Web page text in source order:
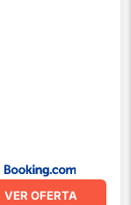
VER OFERTA